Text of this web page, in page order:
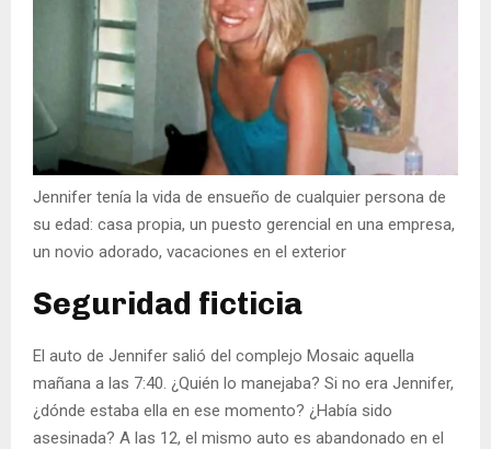
Jennifer tenía la vida de ensueño de cualquier persona de
su edad: casa propia, un puesto gerencial en una empresa,
un novio adorado, vacaciones en el exterior
Seguridad ficticia
El auto de Jennifer salió del complejo Mosaic aquella
mañana a las 7:40. ¿Quién lo manejaba? Si no era Jennifer,
¿dónde estaba ella en ese momento? ¿Había sido
asesinada? A las 12, el mismo auto es abandonado en el